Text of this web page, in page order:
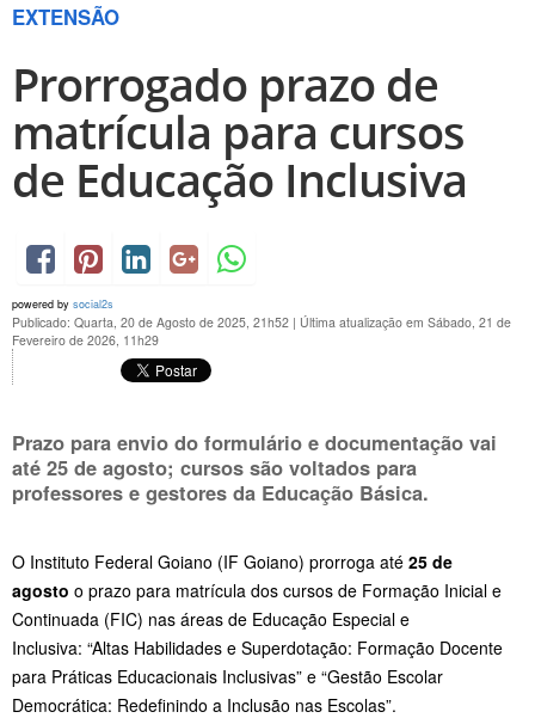
EXTENSÃO
Prorrogado prazo de
matrícula para cursos
de Educação Inclusiva
powered by social2s
Publicado: Quarta, 20 de Agosto de 2025, 21h52 | Última atualização em Sábado, 21 de
Fevereiro de 2026, 11h29
Prazo para envio do formulário e documentação vai
até 25 de agosto; cursos são voltados para
professores e gestores da Educação Básica.
O Instituto Federal Goiano (IF Goiano) prorroga até 25 de
agosto o prazo para matrícula dos cursos de Formação Inicial e
Continuada (FIC) nas áreas de Educação Especial e
Inclusiva: “Altas Habilidades e Superdotação: Formação Docente
para Práticas Educacionais Inclusivas” e “Gestão Escolar
Democrática: Redefinindo a Inclusão nas Escolas”.